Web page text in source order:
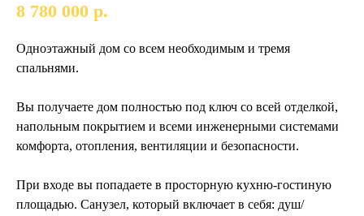
8 780 000 р.
Одноэтажный дом со всем необходимым и тремя
спальнями.
Вы получаете дом полностью под ключ со всей отделкой,
напольным покрытием и всеми инженерными системами
комфорта, отопления, вентиляции и безопасности.
При входе вы попадаете в просторную кухню-гостиную
площадью. Санузел, который включает в себя: душ/